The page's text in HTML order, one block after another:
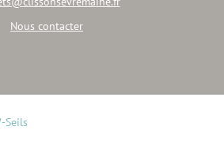
Nous contacter
Seils